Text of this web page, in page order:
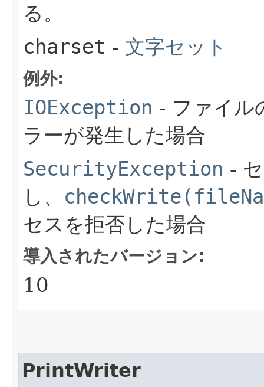
る。
charset - 文字セット
例外:
IOException - ファイル
ラーが発生した場合
SecurityException -
し、
セスを拒否した場合
導入されたバージョン:
10
PrintWriter